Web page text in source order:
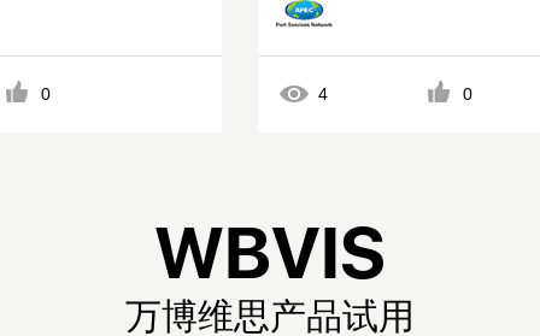
0 4 0
WBVIS
万博维思产品试用